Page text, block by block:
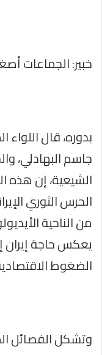
خبير: الجماعات
بدوره، قال
جاسم البهادلي،
الشيعية، إن هذه
الحرس الثوري
من الناحية
يعكس حاجة
الضغوط
وتشكل الفصائل